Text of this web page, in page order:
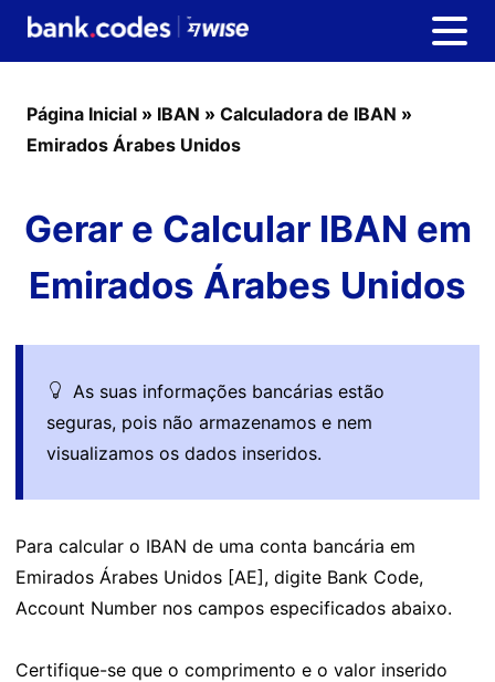
Página Inicial » IBAN » Calculadora de IBAN »
Emirados Árabes Unidos
Gerar e Calcular IBAN em
Emirados Árabes Unidos
As suas informações bancárias estão
seguras, pois não armazenamos e nem
visualizamos os dados inseridos.
Para calcular o IBAN de uma conta bancária em
Emirados Árabes Unidos [AE], digite Bank Code,
Account Number nos campos especificados abaixo.
Certifique-se que o comprimento e o valor inserido